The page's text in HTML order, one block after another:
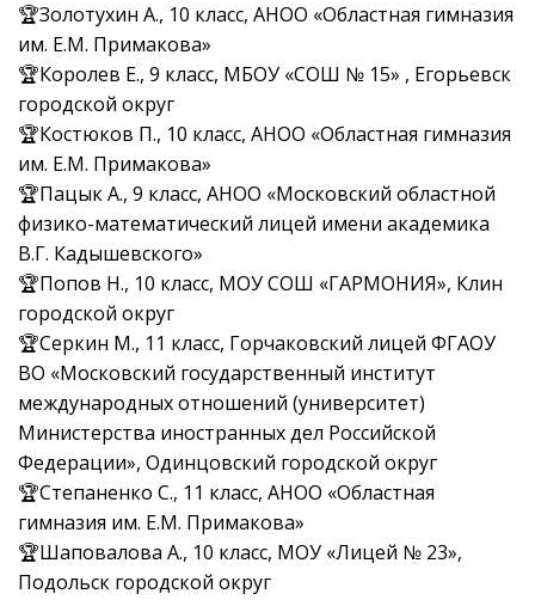
🏆Золотухин А., 10 класс, АНОО «Областная гимназия
им. Е.М. Примакова»
🏆Королев Е., 9 класс, МБОУ «СОШ № 15» , Егорьевск
городской округ
🏆Костюков П., 10 класс, АНОО «Областная гимназия
им. Е.М. Примакова»
🏆Пацык А., 9 класс, АНОО «Московский областной
физико-математический лицей имени академика
В.Г. Кадышевского»
🏆Попов Н., 10 класс, МОУ СОШ «ГАРМОНИЯ», Клин
городской округ
🏆Серкин М., 11 класс, Горчаковский лицей ФГАОУ
ВО «Московский государственный институт
международных отношений (университет)
Министерства иностранных дел Российской
Федерации», Одинцовский городской округ
🏆Степаненко С., 11 класс, АНОО «Областная
гимназия им. Е.М. Примакова»
🏆Шаповалова А., 10 класс, МОУ «Лицей № 23»,
Подольск городской округ